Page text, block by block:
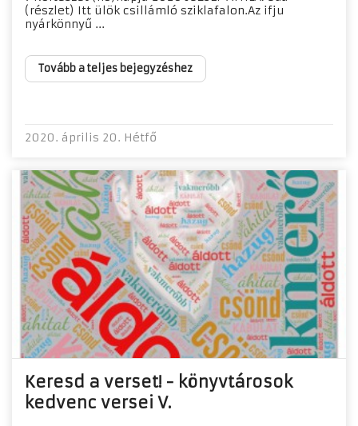
(részlet) Itt ülök csillámló sziklafalon.Az ifju
nyárkönnyű ...
Tovább a teljes bejegyzéshez
2020. április 20. Hétfő
Keresd a verset! - könyvtárosok
kedvenc versei V.